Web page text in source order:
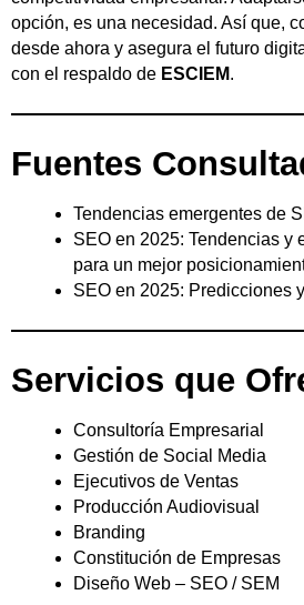
opción, es una necesidad. Así que,
desde ahora y asegura el futuro
con el respaldo de ESCIEM.
Fuentes
Tendencias emergentes de
SEO en 2025: Tendencias y
para un mejor
SEO en 2025: Predicciones
Servicios que
Consultoría Empresarial
Gestión de Social Media
Ejecutivos de Ventas
Producción Audiovisual
Branding
Constitución de Empresas
Diseño Web – SEO / SEM